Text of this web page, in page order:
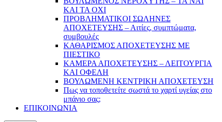
KAI TA OXI
ΠΡΟΒΛΗΜΑΤIKOI ΣΩΛΗΝΕΣ
ΑΠΟΧΕΤΕΥΣΗΣ – Αιτίες, συμπτώματα,
συμβουλές
ΚΑΘΑΡΙΣΜΟΣ ΑΠΟΧΕΤΕΥΣΗΣ ΜΕ
ΠΙΕΣΤΙΚΟ
ΚΑΜΕΡΑ ΑΠΟΧΕΤΕΥΣΗΣ – ΛΕΙΤΟΥΡΓΙΑ
ΚΑΙ ΟΦΕΛΗ
ΒΟΥΛΩΜΕΝΗ ΚΕΝΤΡΙΚΗ ΑΠΟΧΕΤΕΥΣΗ
Πως να τοποθετείτε σωστά το χαρτί υγείας στο
μπάνιο σας;
ΕΠΙΚΟΙΝΩΝΙΑ